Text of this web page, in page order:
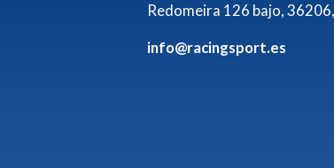
Redomeira 126 bajo,
info@racingsport.es